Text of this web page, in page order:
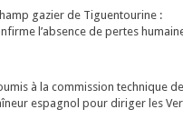
gazier de Tiguentourine :
l’absence de pertes
à la commission technique
espagnol pour diriger les